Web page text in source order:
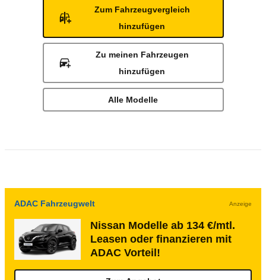
Zum Fahrzeugvergleich
hinzufügen
Zu meinen Fahrzeugen
hinzufügen
Alle Modelle
ADAC Fahrzeugwelt Anzeige
Nissan Modelle ab 134 €/mtl.
Leasen oder finanzieren mit
ADAC Vorteil!